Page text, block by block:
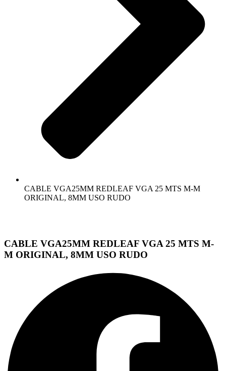
CABLE VGA25MM REDLEAF VGA 25 MTS M-M
ORIGINAL, 8MM USO RUDO
CABLE VGA25MM REDLEAF VGA 25 MTS M-
M ORIGINAL, 8MM USO RUDO